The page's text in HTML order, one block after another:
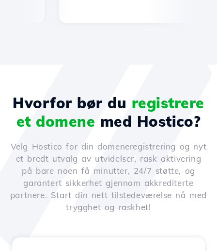
Hvorfor bør du registrere
et domene med Hostico?
Velg Hostico for din domeneregistrering og nyt
et bredt utvalg av utvidelser, rask aktivering
på bare noen få minutter, 24/7 støtte, og
garantert sikkerhet gjennom akkrediterte
partnere. Start din nett tilstedeværelse nå med
trygghet og raskhet!